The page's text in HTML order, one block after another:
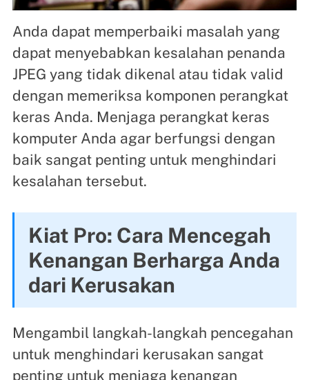
Anda dapat memperbaiki masalah yang
dapat menyebabkan kesalahan penanda
JPEG yang tidak dikenal atau tidak valid
dengan memeriksa komponen perangkat
keras Anda. Menjaga perangkat keras
komputer Anda agar berfungsi dengan
baik sangat penting untuk menghindari
kesalahan tersebut.
Kiat Pro: Cara Mencegah
Kenangan Berharga Anda
dari Kerusakan
Mengambil langkah-langkah pencegahan
untuk menghindari kerusakan sangat
penting untuk menjaga kenangan